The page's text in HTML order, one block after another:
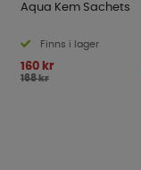
Aqua Kem Sachets
Finns i lager
160 kr
168 kr